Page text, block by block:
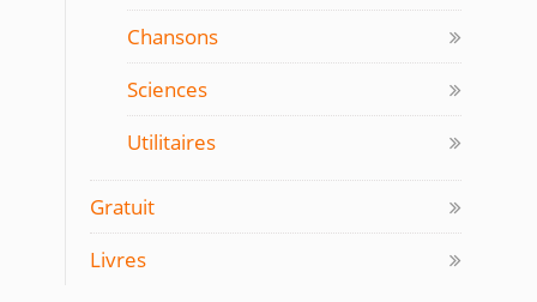
Chansons
Sciences
Utilitaires
Gratuit
Livres